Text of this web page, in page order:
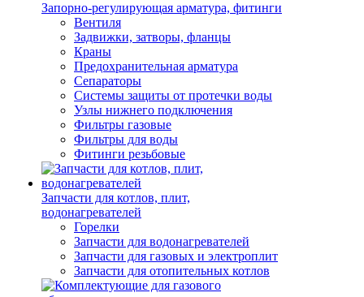
Запорно-регулирующая арматура, фитинги
Вентиля
Задвижки, затворы, фланцы
Краны
Предохранительная арматура
Сепараторы
Системы защиты от протечки воды
Узлы нижнего подключения
Фильтры газовые
Фильтры для воды
Фитинги резьбовые
Запчасти для котлов, плит,
водонагревателей
Горелки
Запчасти для водонагревателей
Запчасти для газовых и электроплит
Запчасти для отопительных котлов